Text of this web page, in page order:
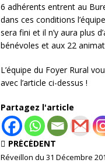
6 adhérents entrent au
dans ces conditions
sera fini et il n’y aura plus
bénévoles et aux 22
L’équipe du Foyer Rural
avec l’article ci-dessus !
Partagez l'article
PRÉCÉDENT
Réveillon du 31 Décembre